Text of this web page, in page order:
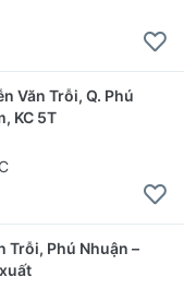
Văn Trỗi, Q. Phú
KC 5T
Trỗi, Phú Nhuận –